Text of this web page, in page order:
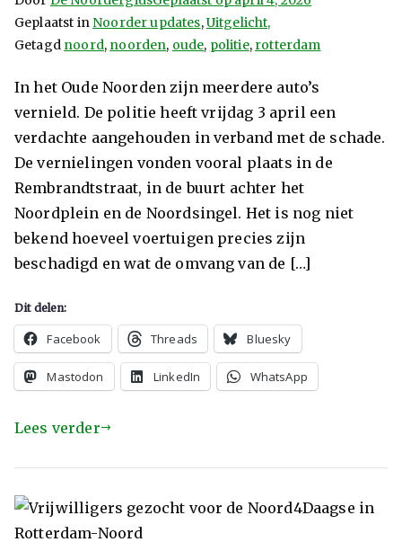
Geplaatst in Noorder updates,Uitgelicht,
Getagd noord, noorden, oude, politie, rotterdam
In het Oude Noorden zijn meerdere auto’s
vernield. De politie heeft vrijdag 3 april een
verdachte aangehouden in verband met de schade.
De vernielingen vonden vooral plaats in de
Rembrandtstraat, in de buurt achter het
Noordplein en de Noordsingel. Het is nog niet
bekend hoeveel voertuigen precies zijn
beschadigd en wat de omvang van de […]
Dit delen:
Facebook Threads Bluesky
Mastodon LinkedIn WhatsApp
Lees verder